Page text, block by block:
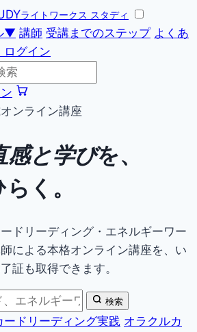
ライトワークス スタディ
▼ 講師 受講までのステップ よくあ
ログイン
ンライン講座
感と学びを、
く。
ドリーディング・エネルギーワー
による本格オンライン講座を、い
証も取得できます。
検索
ードリーディング実践 オラクルカ